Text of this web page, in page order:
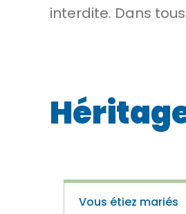
interdite. Dans
Vous étiez mariés